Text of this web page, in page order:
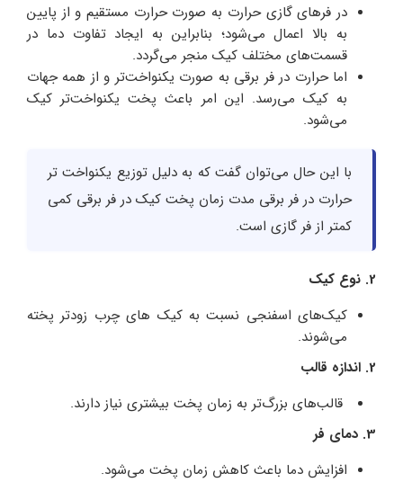
در فرهای گازی حرارت به صورت حرارت مستقیم و از پایین
به بالا اعمال می‌شود؛ بنابراین به ایجاد تفاوت دما در
قسمت‌های مختلف کیک منجر می‌گردد.
اما حرارت در فر برقی به صورت یکنواخت‌تر و از همه جهات
به کیک می‌رسد. این امر باعث پخت یکنواخت‌تر کیک
می‌شود.
با این حال می‌توان گفت که به دلیل توزیع یکنواخت‌ تر
حرارت در فر برقی مدت زمان پخت کیک در فر برقی کمی
کمتر از فر گازی است.
2. نوع کیک
کیک‌‌های اسفنجی نسبت به کیک‌ های چرب زودتر پخته
می‌شوند.
2. اندازه قالب
قالب‌‌های بزرگ‌تر به زمان پخت بیشتری نیاز دارند.
3. دمای فر
افزایش دما باعث کاهش زمان پخت می‌‌شود.